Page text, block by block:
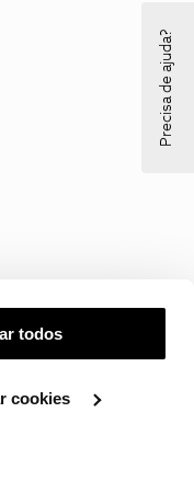
todos
cookies
Precisa de ajuda?